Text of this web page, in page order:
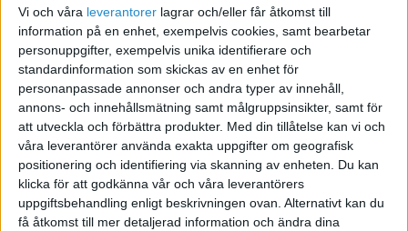
Vi och våra leverantorer lagrar och/eller får åtkomst till
information på en enhet, exempelvis cookies, samt bearbetar
personuppgifter, exempelvis unika identifierare och
standardinformation som skickas av en enhet för
personanpassade annonser och andra typer av innehåll,
annons- och innehållsmätning samt målgruppsinsikter, samt för
att utveckla och förbättra produkter. Med din tillåtelse kan vi och
våra leverantörer använda exakta uppgifter om geografisk
positionering och identifiering via skanning av enheten. Du kan
klicka för att godkänna vår och våra leverantörers
uppgiftsbehandling enligt beskrivningen ovan. Alternativt kan du
få åtkomst till mer detaljerad information och ändra dina
Vill börja med att berömma forumet som varit till
bra hjälp!
Men nu till mit lilla problem.. Är nämligen
värdelös på dehär me bokföring verkar de som
:oops:
Min verksamhet går ut på att hämta hem varor
från ett annat EU land, sälja i sverige o pröjsa
fakturor 😃